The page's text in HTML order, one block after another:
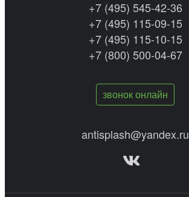
+7 (495) 545-42-36
+7 (495) 115-09-15
+7 (495) 115-10-15
+7 (800) 500-04-67
звонок онлайн
antisplash@yandex.ru